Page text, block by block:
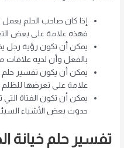
إذا كان صاحب الحلم
فهذه علامة على بعض
يمكن أن تكون رؤية رجل
بالفعل وأن لديه علاقات
يمكن أن يكون تفسير حلم
علامة على تعرضها للظلم
يمكن أن تكون الفتاة
حدوث بعض الأشياء
تفسير حلم خيانة